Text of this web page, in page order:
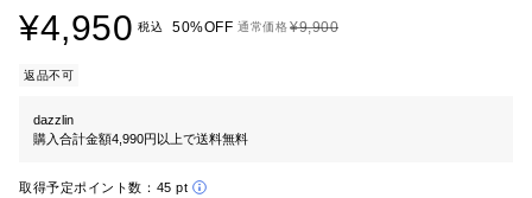
¥4,950 税込 50%OFF 通常価格¥9,900
返品不可
dazzlin
購入合計金額4,990円以上で送料無料
取得予定ポイント数： 45 pt